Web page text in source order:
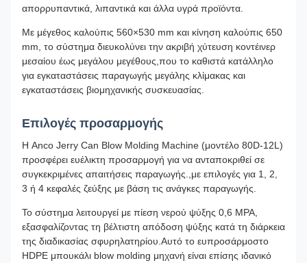
απορρυπαντικά, λιπαντικά και άλλα υγρά προϊόντα.
Με μέγεθος καλούπις 560×530 mm και κίνηση καλούπις 650
mm, το σύστημα διευκολύνει την ακριβή χύτευση κοντέινερ
μεσαίου έως μεγάλου μεγέθους,που το καθιστά κατάλληλο
για εγκαταστάσεις παραγωγής μεγάλης κλίμακας και
εγκαταστάσεις βιομηχανικής συσκευασίας.
Επιλογές προσαρμογής
Η Anco Jerry Can Blow Molding Machine (μοντέλο 80D-12L)
προσφέρει ευέλικτη προσαρμογή για να ανταποκριθεί σε
συγκεκριμένες απαιτήσεις παραγωγής.,με επιλογές για 1, 2,
3 ή 4 κεφαλές ζεύξης με βάση τις ανάγκες παραγωγής.
Το σύστημα λειτουργεί με πίεση νερού ψύξης 0,6 MPA,
εξασφαλίζοντας τη βέλτιστη απόδοση ψύξης κατά τη διάρκεια
της διαδικασίας σφυρηλατηρίου.Αυτό το ευπροσάρμοστο
HDPE μπουκάλι blow molding μηχανή είναι επίσης ιδανικό